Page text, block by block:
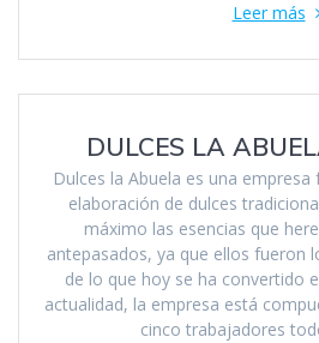
Leer más
DULCES LA
Dulces la Abuela es una
elaboración de dulces
máximo las esencias que
antepasados, ya que ellos fueron
de lo que hoy se ha convertido
actualidad, la empresa está
cinco trabajadores